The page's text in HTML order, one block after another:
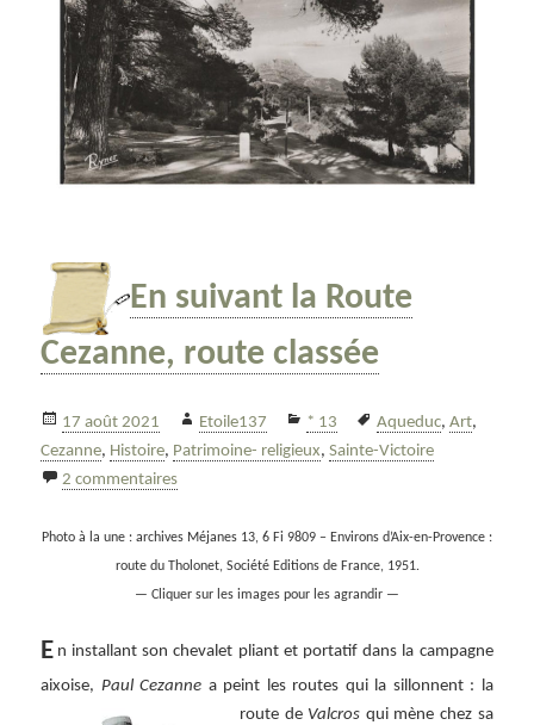
En suivant la Route
Cezanne, route classée
Publié
le
17 août 2021 Auteur
Etoile137 Catégories
* 13
Mots-
clés
Aqueduc,Art,
Cezanne, Histoire, Patrimoine- religieux,Sainte-Victoire
2 commentairessur En suivant la Route Cezanne, route classée
Photo à la une : archives Méjanes 13, 6 Fi 9809 – Environs d’Aix-en-Provence :
route du Tholonet, Société Editions de France, 1951.
— Cliquer sur les images pour les agrandir —
E n installant son chevalet pliant et portatif dans la campagne
aixoise, Paul Cezanne a peint les routes qui la sillonnent :
la
route de Valcros qui mène chez sa